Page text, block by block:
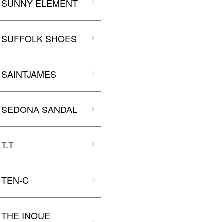
SUNNY ELEMENT
SUFFOLK SHOES
SAINTJAMES
SEDONA SANDAL
T.T
TEN-C
THE INOUE